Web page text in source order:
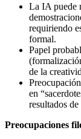
La IA puede
requiriendo
formal.
Papel
de la
en
resultados
Preocupaciones